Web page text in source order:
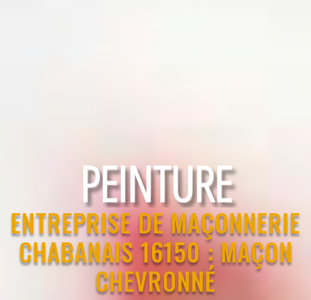
RAVALEMENT
ENTREPRISE DE MAÇONNERIE
CHABANAIS 16150 : MAÇON
CHEVRONNÉ